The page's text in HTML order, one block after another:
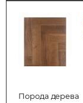
Порода дерева